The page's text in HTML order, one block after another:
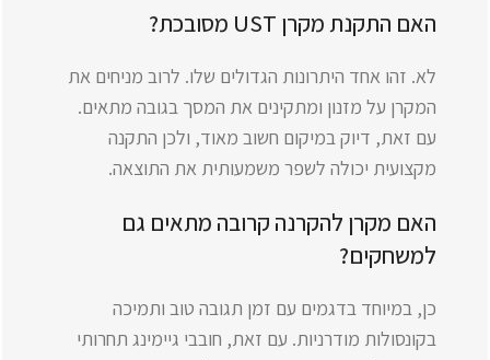
האם התקנת מקרן UST מסובכת?
לא. זהו אחד היתרונות הגדולים שלו. לרוב מניחים את
המקרן על מזנון ומתקינים את המסך בגובה מתאים.
עם זאת, דיוק במיקום חשוב מאוד, ולכן התקנה
מקצועית יכולה לשפר משמעותית את התוצאה.
האם מקרן להקרנה קרובה מתאים גם
למשחקים?
כן, במיוחד בדגמים עם זמן תגובה טוב ותמיכה
בקונסולות מודרניות. עם זאת, חובבי גיימינג תחרותי